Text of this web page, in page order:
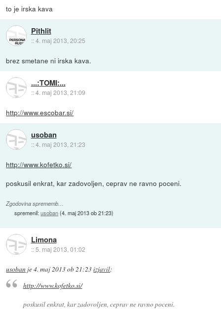
to je irska kava
Pithlit
::4. maj 2013, 20:25
brez smetane ni irska kava.
...:TOMI:...
::4. maj 2013, 21:09
http://www.escobar.si/
usoban
::4. maj 2013, 21:23
http://www.kofetko.si/
poskusil enkrat, kar zadovoljen, ceprav ne ravno poceni.
Zgodovina sprememb…
spremenil:usoban(4. maj 2013 ob 21:23)
Limona
::5. maj 2013, 01:02
usoban je4. maj 2013 ob 21:23izjavil:
http://www.kofetko.si/
poskusil enkrat, kar zadovoljen, ceprav ne ravno poceni.